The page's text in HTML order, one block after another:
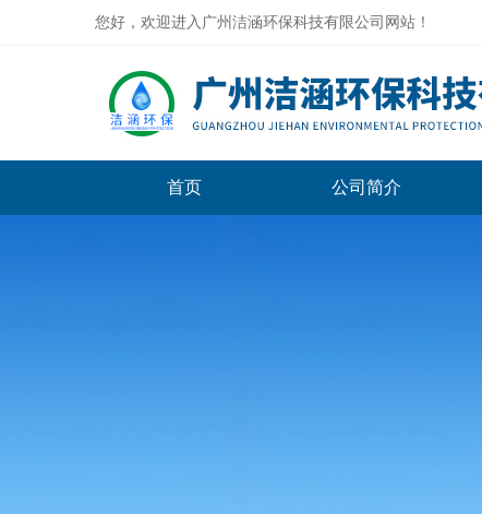
您好，欢迎进入广州洁涵环保科技有限公司网站！
首页 公司简介